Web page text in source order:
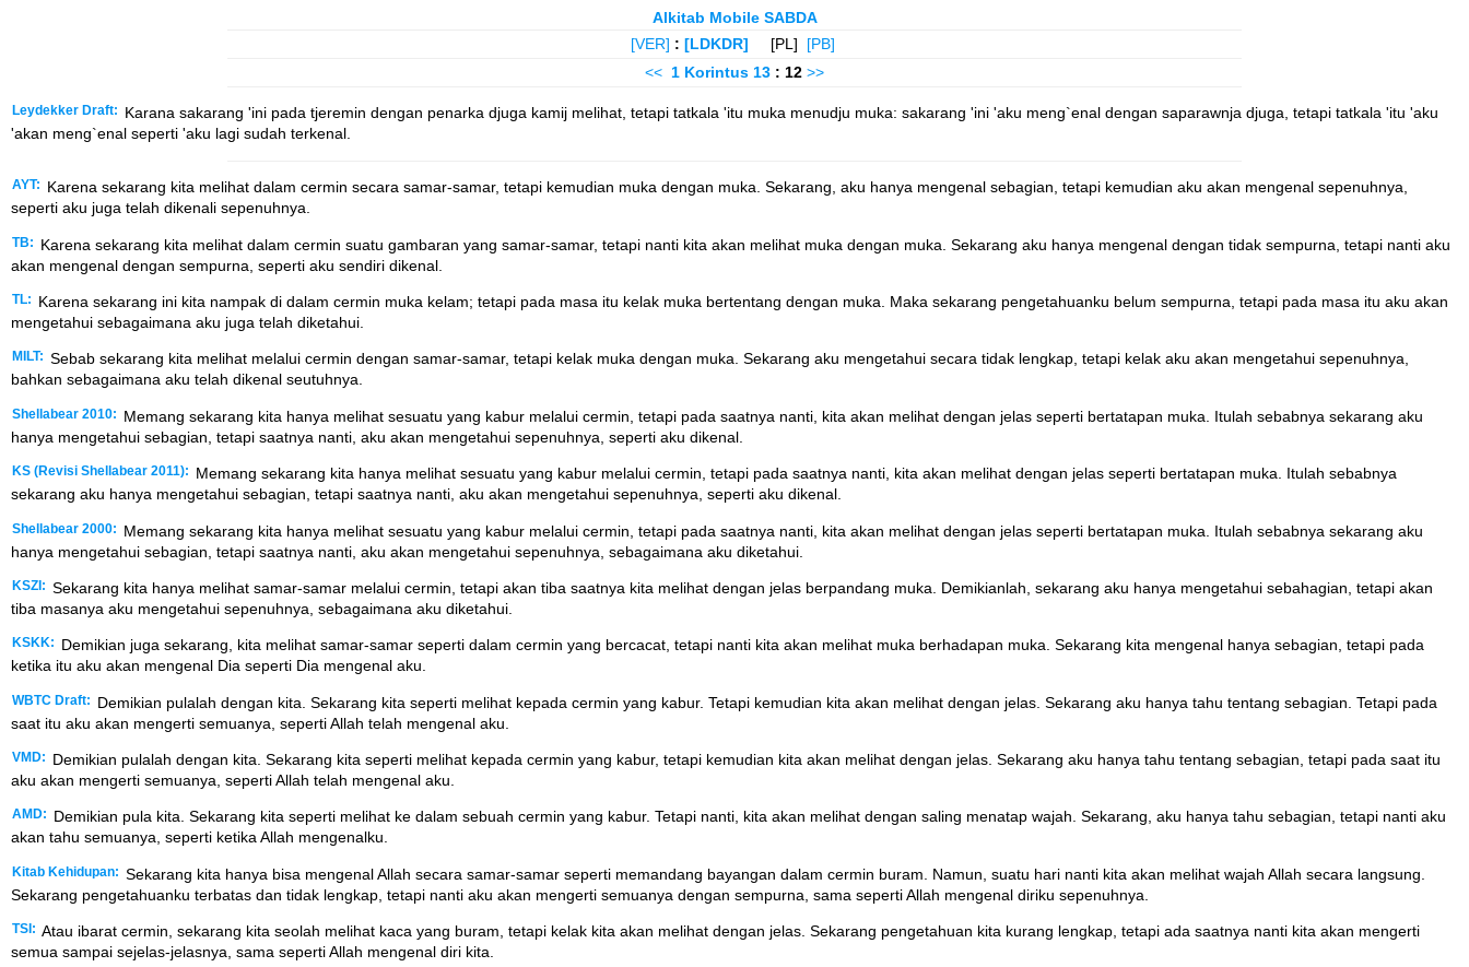
Alkitab Mobile SABDA
[VER] : [LDKDR] [PL] [PB]
<< 1 Korintus 13 : 12 >>
Leydekker Draft:
Karana sakarang 'ini pada tjeremin dengan penarka djuga kamij melihat, tetapi tatkala 'itu muka menudju muka: sakarang 'ini 'aku meng`enal dengan saparawnja djuga, tetapi tatkala 'itu 'aku
'akan meng`enal seperti 'aku lagi sudah terkenal.
AYT:
Karena sekarang kita melihat dalam cermin secara samar-samar, tetapi kemudian muka dengan muka. Sekarang, aku hanya mengenal sebagian, tetapi kemudian aku akan mengenal sepenuhnya,
seperti aku juga telah dikenali sepenuhnya.
TB:
Karena sekarang kita melihat dalam cermin suatu gambaran yang samar-samar, tetapi nanti kita akan melihat muka dengan muka. Sekarang aku hanya mengenal dengan tidak sempurna, tetapi nanti aku
akan mengenal dengan sempurna, seperti aku sendiri dikenal.
TL:
Karena sekarang ini kita nampak di dalam cermin muka kelam; tetapi pada masa itu kelak muka bertentang dengan muka. Maka sekarang pengetahuanku belum sempurna, tetapi pada masa itu aku akan
mengetahui sebagaimana aku juga telah diketahui.
MILT: Sebab sekarang kita melihat melalui cermin dengan samar-samar, tetapi kelak muka dengan muka. Sekarang aku mengetahui secara tidak lengkap, tetapi kelak aku akan mengetahui sepenuhnya,
bahkan sebagaimana aku telah dikenal seutuhnya.
Shellabear 2010:
Memang sekarang kita hanya melihat sesuatu yang kabur melalui cermin, tetapi pada saatnya nanti, kita akan melihat dengan jelas seperti bertatapan muka. Itulah sebabnya sekarang aku
hanya mengetahui sebagian, tetapi saatnya nanti, aku akan mengetahui sepenuhnya, seperti aku dikenal.
KS (Revisi Shellabear 2011):
Memang sekarang kita hanya melihat sesuatu yang kabur melalui cermin, tetapi pada saatnya nanti, kita akan melihat dengan jelas seperti bertatapan muka. Itulah sebabnya
sekarang aku hanya mengetahui sebagian, tetapi saatnya nanti, aku akan mengetahui sepenuhnya, seperti aku dikenal.
Shellabear 2000:
Memang sekarang kita hanya melihat sesuatu yang kabur melalui cermin, tetapi pada saatnya nanti, kita akan melihat dengan jelas seperti bertatapan muka. Itulah sebabnya sekarang aku
hanya mengetahui sebagian, tetapi saatnya nanti, aku akan mengetahui sepenuhnya, sebagaimana aku diketahui.
KSZI: Sekarang kita hanya melihat samar-samar melalui cermin, tetapi akan tiba saatnya kita melihat dengan jelas berpandang muka. Demikianlah, sekarang aku hanya mengetahui sebahagian, tetapi akan
tiba masanya aku mengetahui sepenuhnya, sebagaimana aku diketahui.
KSKK:
Demikian juga sekarang, kita melihat samar-samar seperti dalam cermin yang bercacat, tetapi nanti kita akan melihat muka berhadapan muka. Sekarang kita mengenal hanya sebagian, tetapi pada
ketika itu aku akan mengenal Dia seperti Dia mengenal aku.
WBTC Draft:
Demikian pulalah dengan kita. Sekarang kita seperti melihat kepada cermin yang kabur. Tetapi kemudian kita akan melihat dengan jelas. Sekarang aku hanya tahu tentang sebagian. Tetapi pada
saat itu aku akan mengerti semuanya, seperti Allah telah mengenal aku.
VMD:
Demikian pulalah dengan kita. Sekarang kita seperti melihat kepada cermin yang kabur, tetapi kemudian kita akan melihat dengan jelas. Sekarang aku hanya tahu tentang sebagian, tetapi pada saat itu
aku akan mengerti semuanya, seperti Allah telah mengenal aku.
AMD:
Demikian pula kita. Sekarang kita seperti melihat ke dalam sebuah cermin yang kabur. Tetapi nanti, kita akan melihat dengan saling menatap wajah. Sekarang, aku hanya tahu sebagian, tetapi nanti aku
akan tahu semuanya, seperti ketika Allah mengenalku.
Kitab Kehidupan: Sekarang kita hanya bisa mengenal Allah secara samar-samar seperti memandang bayangan dalam cermin buram. Namun, suatu hari nanti kita akan melihat wajah Allah secara langsung.
Sekarang pengetahuanku terbatas dan tidak lengkap, tetapi nanti aku akan mengerti semuanya dengan sempurna, sama seperti Allah mengenal diriku sepenuhnya.
TSI: Atau ibarat cermin, sekarang kita seolah melihat kaca yang buram, tetapi kelak kita akan melihat dengan jelas. Sekarang pengetahuan kita kurang lengkap, tetapi ada saatnya nanti kita akan mengerti
semua sampai sejelas-jelasnya, sama seperti Allah mengenal diri kita.